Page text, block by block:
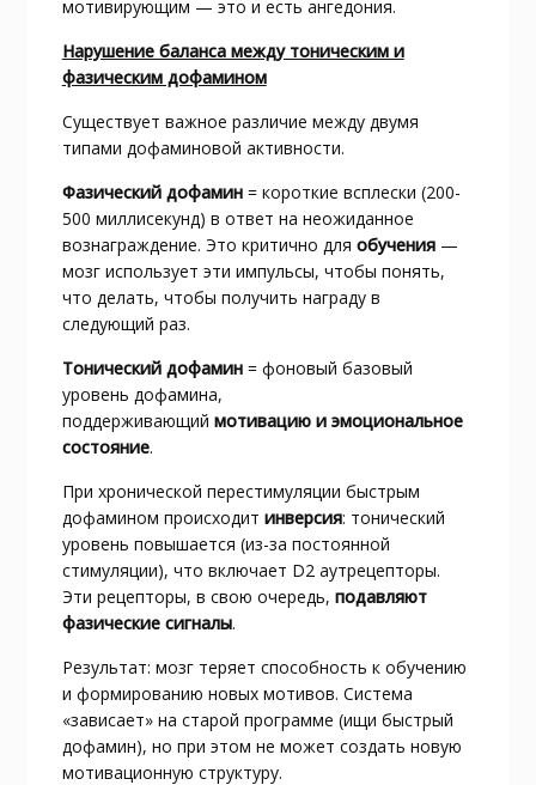
мотивирующим — это и есть ангедония.​
Нарушение баланса между тоническим и
фазическим дофамином
Существует важное различие между двумя
типами дофаминовой активности.​
Фазический дофамин= короткие всплески (200-
500 миллисекунд) в ответ на неожиданное
вознаграждение. Это критично для обучения—
мозг использует эти импульсы, чтобы понять,
что делать, чтобы получить награду в
следующий раз.
Тонический дофамин= фоновый базовый
уровень дофамина,
поддерживающий мотивацию и эмоциональное
состояние.
При хронической перестимуляции быстрым
дофамином происходит инверсия: тонический
уровень повышается (из-за постоянной
стимуляции), что включает D2 аутрецепторы.
Эти рецепторы, в свою очередь, подавляют
фазические сигналы.​
Результат: мозг теряет способность к обучению
и формированию новых мотивов. Система
«зависает» на старой программе (ищи быстрый
дофамин), но при этом не может создать новую
мотивационную структуру.​